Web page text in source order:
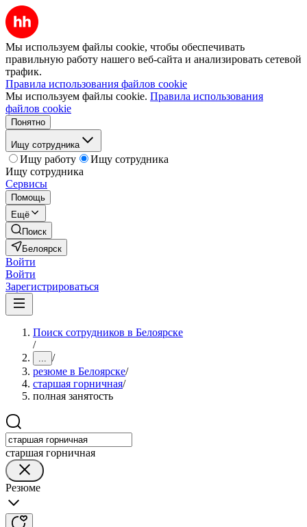
Мы используем файлы cookie, чтобы обеспечивать
правильную работу нашего веб-сайта и анализировать сетевой
трафик.
Правила использования файлов cookie
Мы используем файлы cookie. Правила использования
файлов cookie
Понятно
Ищу сотрудника
Ищу работу
Ищу сотрудника
Ищу сотрудника
Сервисы
Помощь
Ещё
Поиск
Белоярск
Войти
Войти
Зарегистрироваться
Поиск сотрудников в Белоярске
/
... /
резюме в Белоярске/
старшая горничная/
полная занятость
старшая горничная
Резюме